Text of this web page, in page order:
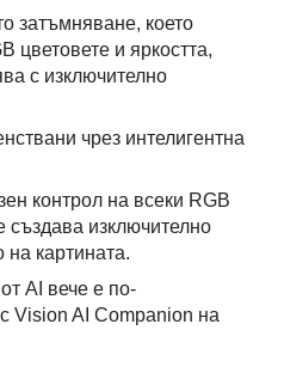
затъмняване, което
цветовете и яркостта,
с изключително
чрез интелигентна
контрол на всеки RGB
създава изключително
на картината.
AI вече е по-
Vision AI Companion на